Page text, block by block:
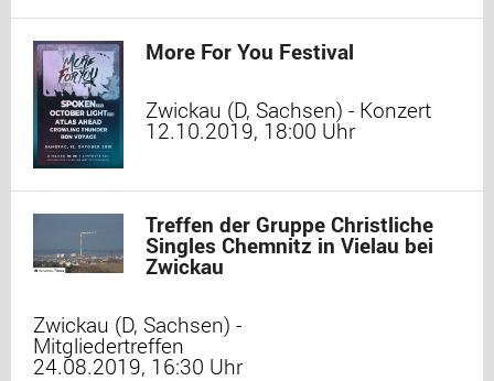
More For You Festival
Zwickau (D, Sachsen) - Konzert
12.10.2019, 18:00 Uhr
Treffen der Gruppe Christliche
Singles Chemnitz in Vielau bei
Zwickau
Zwickau (D, Sachsen) -
Mitgliedertreffen
24.08.2019, 16:30 Uhr